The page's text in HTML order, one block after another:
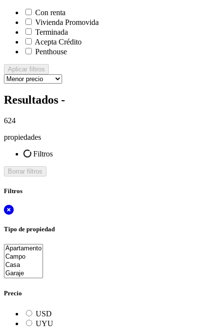
Con renta
Vivienda Promovida
Terminada
Acepta Crédito
Penthouse
Aplicar filtros
Resultados -
624
propiedades
Filtros
Borrar filtros
Filtros
Tipo de propiedad
Precio
USD
UYU